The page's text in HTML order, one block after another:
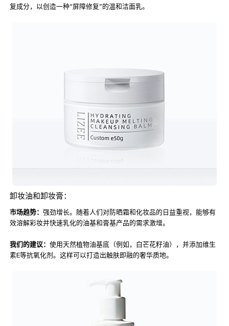
复成分，以创造一种“屏障修复”的温和洁面乳。
卸妆油和卸妆膏：
市场趋势：强劲增长。随着人们对防晒霜和化妆品的日益重视，能够有
效溶解彩妆并快速乳化的油基和膏基产品的需求激增。
我们的建议：使用天然植物油基底（例如，白芒花籽油），并添加维生
素E等抗氧化剂。这样可以打造出触肤即融的奢华质地。